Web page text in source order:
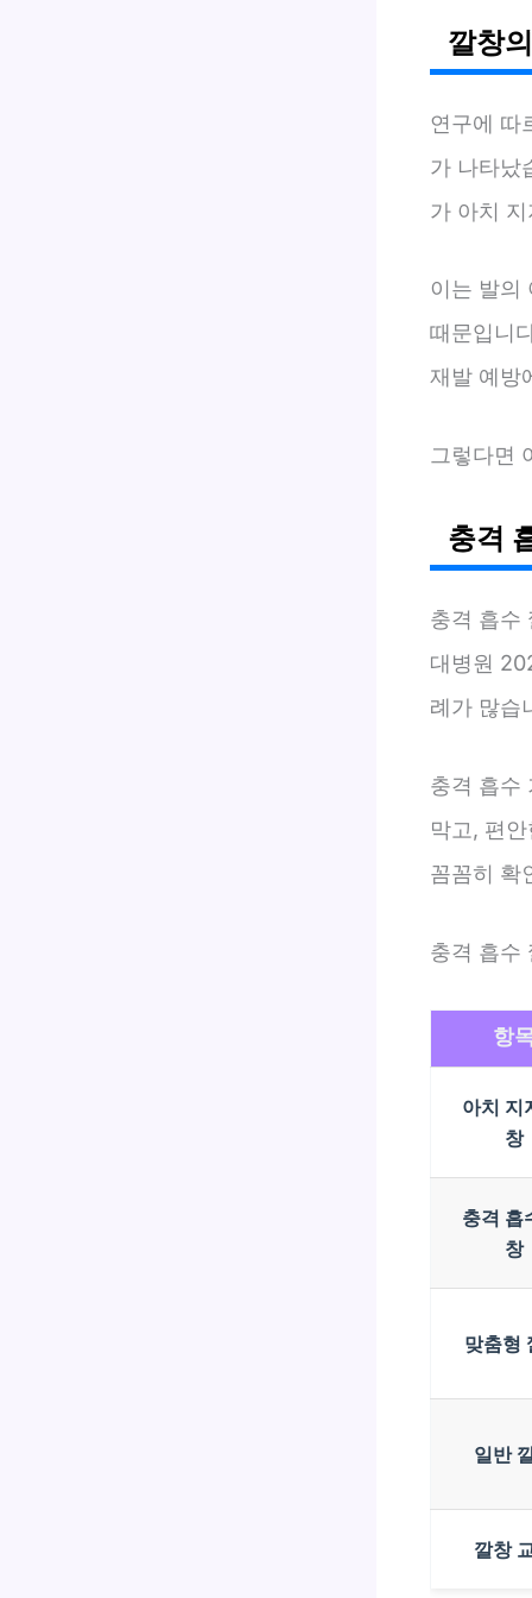
깔창
연구에 따
가 나타났
가 아치
이는 발의
때문입니
재발 예방
그렇다면
충격
충격 흡수
대병원
례가 많습
충격 흡수
막고, 편
꼼꼼히 확
충격 흡수
항
아치 지
창
충격 흡
창
맞춤형
일반
깔창